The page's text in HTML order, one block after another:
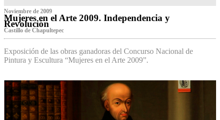
Noviembre de 2009
Mujeres en el Arte 2009. Independencia y
Revolución
Castillo de Chapultepec
Exposición de las obras ganadoras del Concurso Nacional de
Pintura y Escultura “Mujeres en el Arte 2009”.